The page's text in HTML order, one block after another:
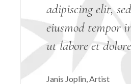
adipiscing elit,
eiusmod tempor
ut labore et
Janis Joplin Artist